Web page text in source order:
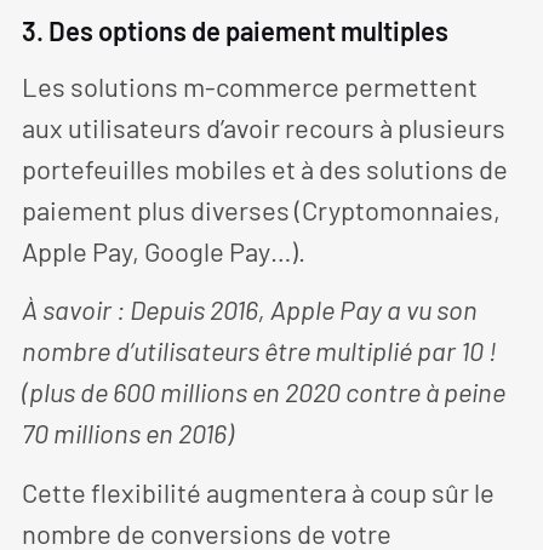
3. Des options de paiement multiples
Les solutions m-commerce permettent
aux utilisateurs d’avoir recours à plusieurs
portefeuilles mobiles et à des solutions de
paiement plus diverses (Cryptomonnaies,
Apple Pay, Google Pay…).
À savoir : Depuis 2016, Apple Pay a vu son
nombre d’utilisateurs être multiplié par 10 !
(plus de 600 millions en 2020 contre à peine
70 millions en 2016)
Cette flexibilité augmentera à coup sûr le
nombre de conversions de votre